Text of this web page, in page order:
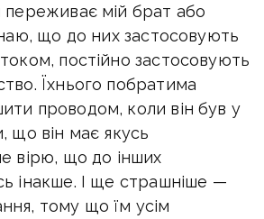
переживає мій брат або
що до них застосовують
постійно застосовують
Їхнього побратима
проводом, коли він був у
що він має якусь
вірю, що до інших
інакше. І ще страшніше —
тому що їм усім